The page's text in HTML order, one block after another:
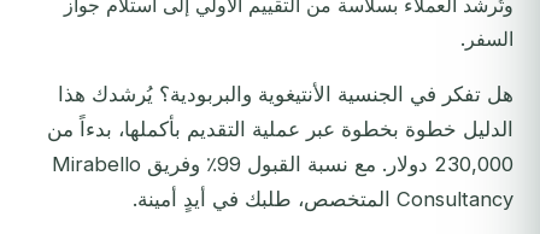
وتُرشد العملاء بسلاسة من التقييم الأولي إلى استلام جواز
السفر.
هل تفكر في الجنسية الأنتيغوية والبربودية؟ يُرشدك هذا
الدليل خطوة بخطوة عبر عملية التقديم بأكملها، بدءاً من
230,000 دولار. مع نسبة القبول 99٪ وفريق Mirabello
Consultancy المتخصص، طلبك في أيدٍ أمينة.